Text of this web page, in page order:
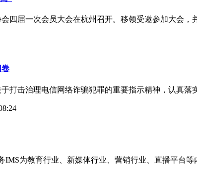
四届一次会员大会在杭州召开。移领受邀参加大会
卷
击治理电信网络诈骗犯罪的重要指示精神，认真落
IMS为教育行业、新媒体行业、营销行业、直播平台